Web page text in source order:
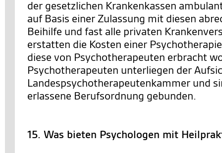
der gesetzlichen Krankenkassen
auf Basis einer Zulassung mit diesen
Beihilfe und fast alle privaten
erstatten die Kosten einer
diese von Psychotherapeuten erbracht
Psychotherapeuten unterliegen der
Landespsychotherapeutenkammer und
erlassene Berufsordnung gebunden.
15. Was bieten Psychologen mit